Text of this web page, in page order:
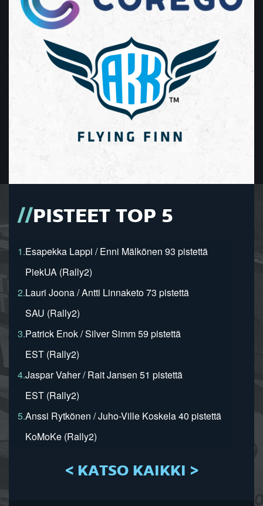
PISTEET TOP 5
1.Esapekka Lappi / Enni Mälkönen 93 pistettä
PiekUA (Rally2)
2.Lauri Joona / Antti Linnaketo 73 pistettä
SAU (Rally2)
3.Patrick Enok / Silver Simm 59 pistettä
EST (Rally2)
4.Jaspar Vaher / Rait Jansen 51 pistettä
EST (Rally2)
5.Anssi Rytkönen / Juho-Ville Koskela 40 pistettä
KoMoKe (Rally2)
< KATSO KAIKKI >